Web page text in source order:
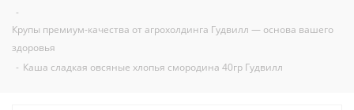
-
Крупы премиум-качества от агрохолдинга Гудвилл — основа вашего
здоровья
- Каша сладкая овсяные хлопья смородина 40гр Гудвилл